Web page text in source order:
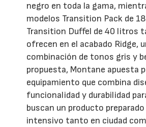
negro en toda la gama,
modelos Transition Pack de
Transition Duffel de 40 litros
ofrecen en el acabado Ridge,
combinación de tonos gris y
propuesta, Montane apuesta
equipamiento que combina
funcionalidad y durabilidad
buscan un producto
intensivo tanto en ciudad